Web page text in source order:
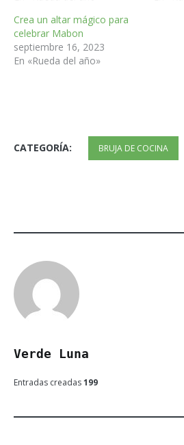
Crea un altar mágico para
celebrar Mabon
septiembre 16, 2023
En «Rueda del año»
CATEGORÍA: BRUJA DE COCINA
Verde Luna
Entradas creadas199